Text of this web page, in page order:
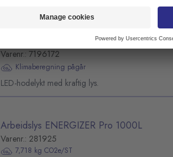
Hodelykt ENERGIZER Hjelm 3AAA 325LU
Varenr.: 7196172
Klimaberegning pågår
LED-hodelykt med kraftig lys.
Arbeidslys ENERGIZER Pro 1000L
Varenr.: 281925
7,718 kg CO2e/ST